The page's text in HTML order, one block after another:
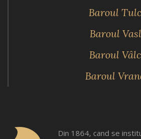
Baroul
Baroul
Baroul
Baroul
Din 1864, cand se